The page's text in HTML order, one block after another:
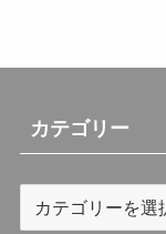
カテゴリー